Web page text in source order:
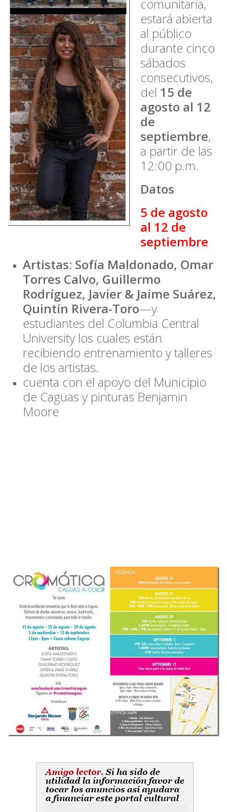
comunitaria,
estará abierta
al público
durante cinco
sábados
consecutivos,
del 15 de
agosto al 12
de
septiembre,
a partir de las
12:00 p.m.
Datos
5 de agosto
al 12 de
septiembre
Artistas: Sofía Maldonado, Omar
Torres Calvo, Guillermo
Rodríguez, Javier & Jaime Suárez,
Quintín Rivera-Toro—y
estudiantes del Columbia Central
University los cuales están
recibiendo entrenamiento y talleres
de los artistas.
cuenta con el apoyo del Municipio
de Caguas y pinturas Benjamin
Moore